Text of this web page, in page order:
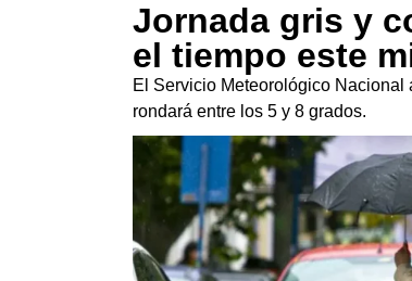
Jornada gris y
el tiempo este
El Servicio Meteorológico Nacional
rondará entre los 5 y 8 grados.